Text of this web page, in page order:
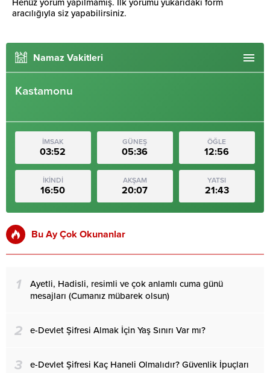
Henüz yorum yapılmamış. İlk yorumu yukarıdaki form
aracılığıyla siz yapabilirsiniz.
Namaz Vakitleri
Kastamonu
İMSAK
03:52
GÜNEŞ
05:36
ÖĞLE
12:56
İKİNDİ
16:50
AKŞAM
20:07
YATSI
21:43
Bu Ay Çok Okunanlar
1
Ayetli, Hadisli, resimli ve çok anlamlı cuma günü
mesajları (Cumanız mübarek olsun)
2 e-Devlet Şifresi Almak İçin Yaş Sınırı Var mı?
3 e-Devlet Şifresi Kaç Haneli Olmalıdır? Güvenlik İpuçları